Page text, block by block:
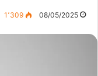
08/05/2025 1٬309